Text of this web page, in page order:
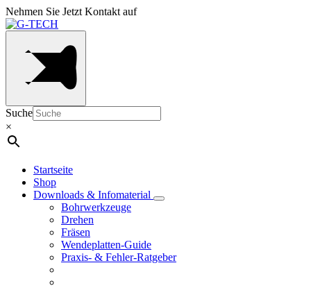
Nehmen Sie Jetzt Kontakt auf
Suche
×
Startseite
Shop
Downloads & Infomaterial
Bohrwerkzeuge
Drehen
Fräsen
Wendeplatten-Guide
Praxis- & Fehler-Ratgeber